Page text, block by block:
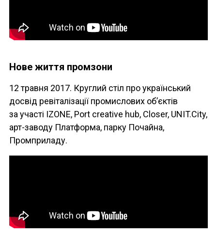
Нове життя промзони
12 травня 2017. Круглий стіл про український
досвід ревіталізації промислових об’єктів
за участі IZONE, Port creative hub, Closer, UNIT.City,
арт-заводу Платформа, парку Почайна,
Промприладу.